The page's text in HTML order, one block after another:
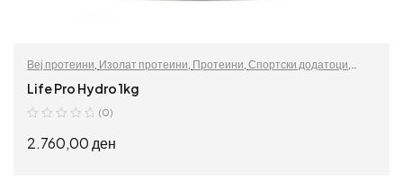
Веј протеини Изолат протеини Протеини Спортски додатоци
Хидролизирани протеини
Life Pro Hydro 1kg
(0)
2.760,00ден